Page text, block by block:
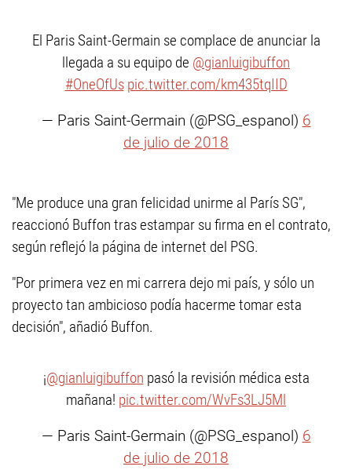
El Paris Saint-Germain se complace de anunciar la
llegada a su equipo de @gianluigibuffon
#OneOfUs pic.twitter.com/km435tqIID
— Paris Saint-Germain (@PSG_espanol) 6
de julio de 2018
"Me produce una gran felicidad unirme al París SG",
reaccionó Buffon tras estampar su firma en el contrato,
según reflejó la página de internet del PSG.
"Por primera vez en mi carrera dejo mi país, y sólo un
proyecto tan ambicioso podía hacerme tomar esta
decisión", añadió Buffon.
¡@gianluigibuffon pasó la revisión médica esta
mañana! pic.twitter.com/WvFs3LJ5Ml
— Paris Saint-Germain (@PSG_espanol) 6
de julio de 2018